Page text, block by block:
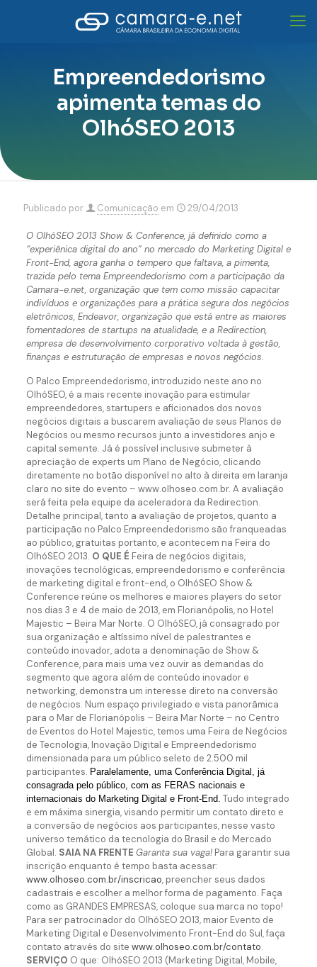
Empreendedorismo
apimenta temas do
OlhóSEO 2013
Publicado por Comunicação em 29/04/2013
O OlhóSEO 2013 Show & Conference, já definido como a
“experiênica digital do ano” no mercado do Marketing Digital e
Front-End, agora ganha o tempero que faltava, a pimenta,
trazida pelo tema Empreendedorismo com a participação da
Camara-e.net, organização que tem como missão capacitar
indivíduos e organizações para a prática segura dos negócios
eletrônicos, Endeavor, organização que está entre as maiores
fomentadores de startups na atualidade, e a Redirection,
empresa de desenvolvimento corporativo voltada à gestão,
finanças e estruturação de empresas e novos negócios.
O Palco Empreendedorismo, introduzido neste ano no
OlhóSEO, é a mais recente inovação para estimular
empreendedores, startupers e aficionados dos novos
negócios digitais a buscarem avaliação de seus Planos de
Negócios ou mesmo recursos junto a investidores anjo e
capital semente. Já é possível inclusive submeter à
apreciação de experts um Plano de Negócio, clicando
diretamente no botão disponível no alto à direita em laranja
claro no site do evento – www.olhoseo.com.br. A avaliação
será feita pela equipe da aceleradora da Redirection.
Detalhe principal, tanto a avaliação de projetos, quanto a
participação no Palco Empreendedorismo são franqueadas
ao público, gratuitas portanto, e acontecem na Feira do
OlhóSEO 2013. O QUE É Feira de negócios digitais,
inovações tecnológicas, empreendedorismo e conferência
de marketing digital e front-end, o OlhóSEO Show &
Conference reúne os melhores e maiores players do setor
nos dias 3 e 4 de maio de 2013, em Florianópolis, no Hotel
Majestic – Beira Mar Norte. O OlhóSEO, já consagrado por
sua organização e altíssimo nível de palestrantes e
conteúdo inovador, adota a denominação de Show &
Conference, para mais uma vez ouvir as demandas do
segmento que agora além de conteúdo inovador e
networking, demonstra um interesse direto na conversão
de negócios. Num espaço privilegiado e vista panorâmica
para o Mar de Florianópolis – Beira Mar Norte – no Centro
de Eventos do Hotel Majestic, temos uma Feira de Negócios
de Tecnologia, Inovação Digital e Empreendedorismo
dimensionada para um público seleto de 2.500 mil
participantes. Paralelamente, uma Conferência Digital, já
consagrada pelo público, com as FERAS nacionais e
internacionais do Marketing Digital e Front-End. Tudo integrado
e em máxima sinergia, visando permitir um contato direto e
a conversão de negócios aos participantes, nesse vasto
universo temático da tecnologia do Brasil e do Mercado
Global. SAIA NA FRENTE Garanta sua vaga!Para garantir sua
inscrição enquanto é tempo basta acessar:
www.olhoseo.com.br/inscricao, preencher seus dados
cadastrais e escolher a melhor forma de pagamento. Faça
como as GRANDES EMPRESAS, coloque sua marca no topo!
Para ser patrocinador do OlhóSEO 2013, maior Evento de
Marketing Digital e Desenvolvimento Front-End do Sul, faça
contato através do site www.olhoseo.com.br/contato.
SERVIÇO O que: OlhóSEO 2013 (Marketing Digital, Mobile,